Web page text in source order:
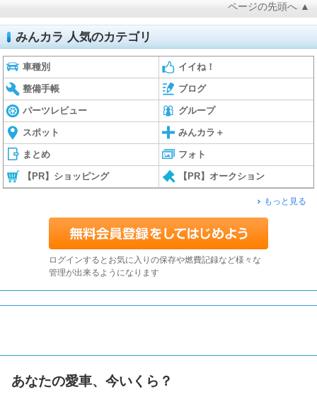
ページの先頭へ ▲
みんカラ 人気のカテゴリ
車種別 イイね！
整備手帳 ブログ
パーツレビュー グループ
スポット みんカラ＋
まとめ フォト
【PR】ショッピング 【PR】オークション
もっと見る
ログインするとお気に入りの保存や燃費記録など様々な
管理が出来るようになります
あなたの愛車、今いくら？